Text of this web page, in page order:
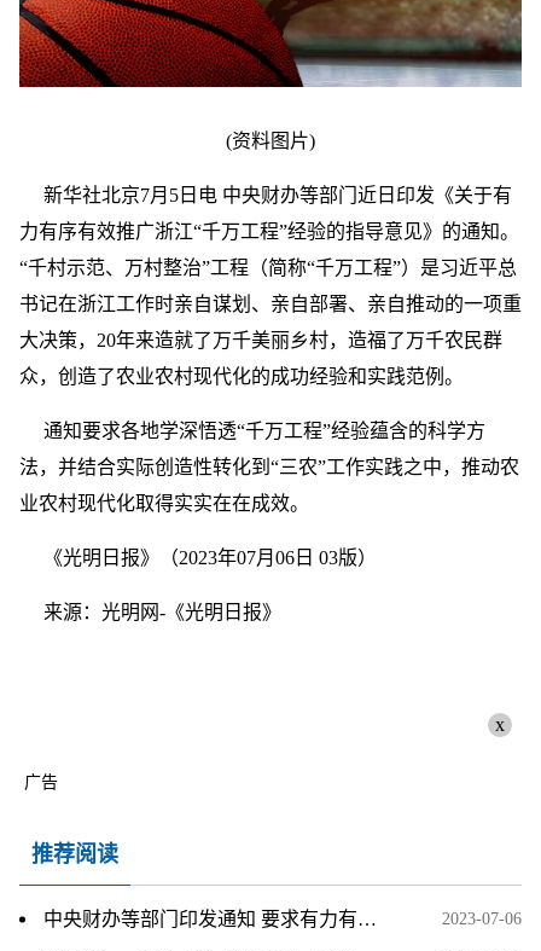
(资料图片)
新华社北京7月5日电 中央财办等部门近日印发《关于有
力有序有效推广浙江“千万工程”经验的指导意见》的通知。
“千村示范、万村整治”工程（简称“千万工程”）是习近平总
书记在浙江工作时亲自谋划、亲自部署、亲自推动的一项重
大决策，20年来造就了万千美丽乡村，造福了万千农民群
众，创造了农业农村现代化的成功经验和实践范例。
通知要求各地学深悟透“千万工程”经验蕴含的科学方
法，并结合实际创造性转化到“三农”工作实践之中，推动农
业农村现代化取得实实在在成效。
《光明日报》（2023年07月06日 03版）
来源：光明网-《光明日报》
x
广告
推荐阅读
中央财办等部门印发通知 要求有力有序有效推广“千万工程”经验 2023-07-06